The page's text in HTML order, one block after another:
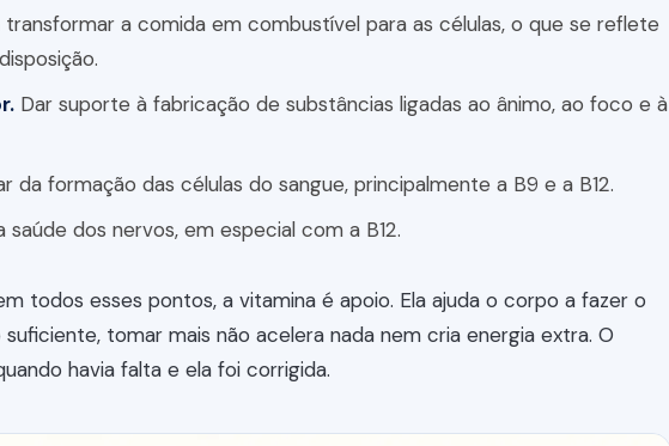
transformar a comida em combustível para as células, o que se reflete
Dar suporte à fabricação de substâncias ligadas ao ânimo, ao foco e à
da formação das células do sangue, principalmente a B9 e a B12.
saúde dos nervos, em especial com a B12.
todos esses pontos, a vitamina é apoio. Ela ajuda o corpo a fazer o
tomar mais não acelera nada nem cria energia extra. O
havia falta e ela foi corrigida.